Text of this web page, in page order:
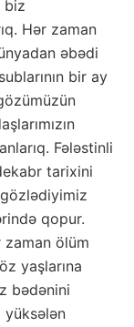
biz
Hər zaman
əbədi
bir ay
Fələstinli
tarixini
qopur.
zaman ölüm
yaşlarına
bədənini
yüksələn